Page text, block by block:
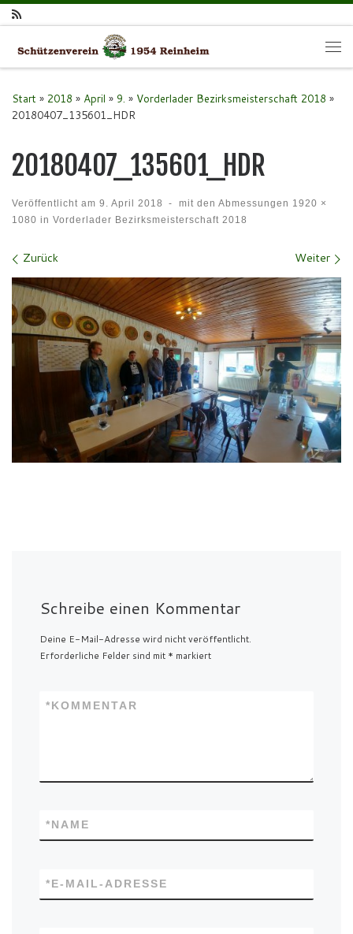
Zum Inhalt springen
Start » 2018 » April » 9. » Vorderlader Bezirksmeisterschaft 2018 »
20180407_135601_HDR
20180407_135601_HDR
Veröffentlicht am 9. April 2018 - mit den Abmessungen 1920 ×
1080 in Vorderlader Bezirksmeisterschaft 2018
Bilder Navigation
Zurück Weiter
Schreibe einen Kommentar
Deine E-Mail-Adresse wird nicht veröffentlicht.
Erforderliche Felder sind mit * markiert
KOMMENTAR
*
NAME
*
E-MAIL-ADRESSE
*